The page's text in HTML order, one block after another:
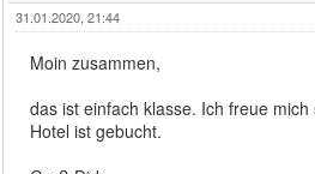
31.01.2020, 21:44
Moin zusammen,
das ist einfach klasse. Ich freue
Hotel ist gebucht.